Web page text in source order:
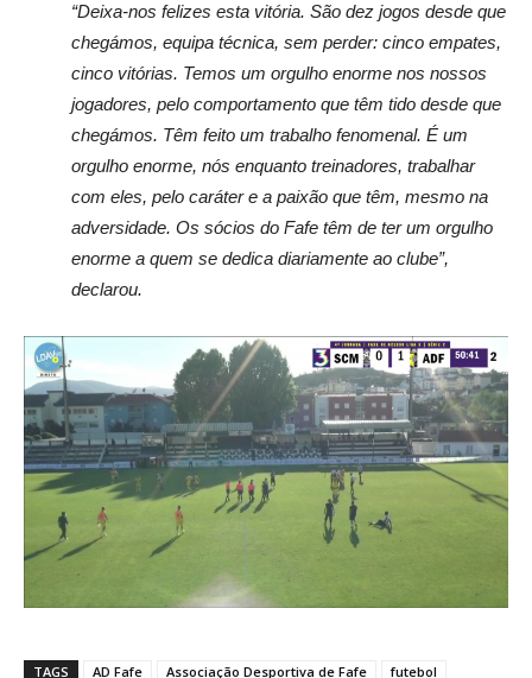
“Deixa-nos felizes esta vitória. São dez jogos desde que
chegámos, equipa técnica, sem perder: cinco empates,
cinco vitórias. Temos um orgulho enorme nos nossos
jogadores, pelo comportamento que têm tido desde que
chegámos. Têm feito um trabalho fenomenal. É um
orgulho enorme, nós enquanto treinadores, trabalhar
com eles, pelo caráter e a paixão que têm, mesmo na
adversidade. Os sócios do Fafe têm de ter um orgulho
enorme a quem se dedica diariamente ao clube”,
declarou.
TAGS AD Fafe Associação Desportiva de Fafe
futebol